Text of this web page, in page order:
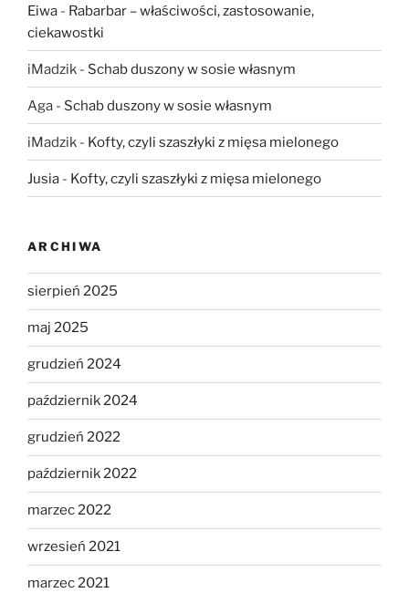
Eiwa - Rabarbar – właściwości, zastosowanie,
ciekawostki
iMadzik - Schab duszony w sosie własnym
Aga - Schab duszony w sosie własnym
iMadzik - Kofty, czyli szaszłyki z mięsa mielonego
Jusia - Kofty, czyli szaszłyki z mięsa mielonego
ARCHIWA
sierpień 2025
maj 2025
grudzień 2024
październik 2024
grudzień 2022
październik 2022
marzec 2022
wrzesień 2021
marzec 2021